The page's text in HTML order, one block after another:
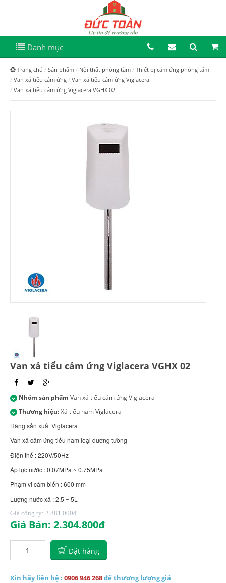
Danh mục
Trang chủ Sản phẩm Nội thất phòng tắm
Thiết bị cảm ứng phòng tắm
Van xả tiểu cảm ứng
Van xả tiểu cảm ứng Viglacera
Van xả tiểu cảm ứng Viglacera VGHX 02
Van xả tiểu cảm ứng Viglacera VGHX 02
Nhóm sản phẩm Van xả tiểu cảm ứng Viglacera
Thương hiệu:Xả tiểu nam Viglacera
Hãng sản xuất Viglacera
Van xả cảm ứng tiểu nam loại dương tường
Điện thế : 220V/50Hz
Áp lực nước : 0.07MPa ~ 0.75MPa
Phạm vi cảm biến : 600 mm
Lượng nước xả : 2.5 ~ 5L
Giá công ty: 2.881.000đ
Giá Bán: 2.304.800đ
Đặt hàng
Xin hãy liên hệ : 0906 946 268để thương lượng giá